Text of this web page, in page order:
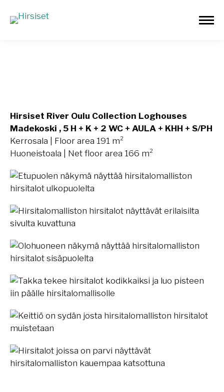
Hirsiset River Oulu Collection Loghouses
Madekoski , 5 H + K + 2 WC + AULA + KHH + S/PH
Kerrosala | Floor area 191 m²
Huoneistoala | Net floor area 166 m²